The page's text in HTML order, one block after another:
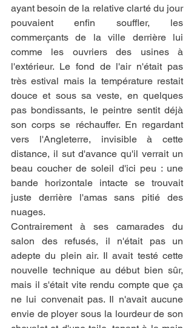
ayant besoin de la relative clarté du jour
pouvaient enfin souffler, les
commerçants de la ville derrière lui
comme les ouvriers des usines à
l'extérieur. Le fond de l'air n'était pas
très estival mais la température restait
douce et sous sa veste, en quelques
pas bondissants, le peintre sentit déjà
son corps se réchauffer. En regardant
vers l'Angleterre, invisible à cette
distance, il sut d'avance qu'il verrait un
beau coucher de soleil d'ici peu : une
bande horizontale intacte se trouvait
juste derrière l'amas sans pitié des
nuages.
Contrairement à ses camarades du
salon des refusés, il n'était pas un
adepte du plein air. Il avait testé cette
nouvelle technique au début bien sûr,
mais il s'était vite rendu compte que ça
ne lui convenait pas. Il n'avait aucune
envie de ployer sous la lourdeur de son